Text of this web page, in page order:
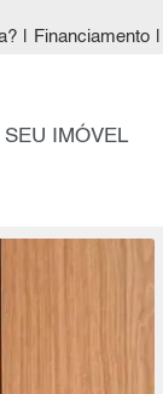
Financiamento
IMÓVEL